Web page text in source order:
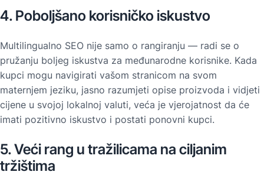
4. Poboljšano korisničko iskustvo
Multilingualno SEO nije samo o rangiranju — radi se o
pružanju boljeg iskustva za međunarodne korisnike. Kada
kupci mogu navigirati vašom stranicom na svom
maternjem jeziku, jasno razumjeti opise proizvoda i vidjeti
cijene u svojoj lokalnoj valuti, veća je vjerojatnost da će
imati pozitivno iskustvo i postati ponovni kupci.
5. Veći rang u tražilicama na ciljanim
tržištima